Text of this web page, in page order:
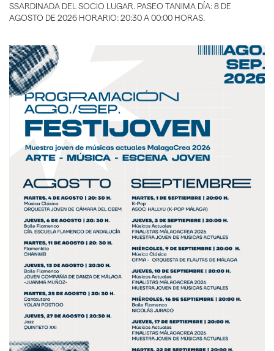
SSARDINADA DEL SOCIO LUGAR. PASEO TANIMA DÍA: 8 DE
AGOSTO DE 2026 HORARIO: 20:30 A 00:00 HORAS.